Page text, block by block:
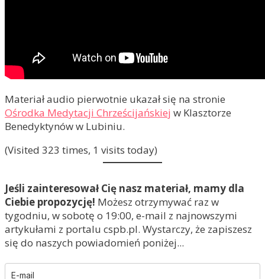
Materiał audio pierwotnie ukazał się na stronie
Ośrodka Medytacji Chrześcijańskiej w Klasztorze
Benedyktynów w Lubiniu.
(Visited 323 times, 1 visits today)
Jeśli zainteresował Cię nasz materiał, mamy dla
Ciebie propozycję! Możesz otrzymywać raz w
tygodniu, w sobotę o 19:00, e-mail z najnowszymi
artykułami z portalu cspb.pl. Wystarczy, że zapiszesz
się do naszych powiadomień poniżej...